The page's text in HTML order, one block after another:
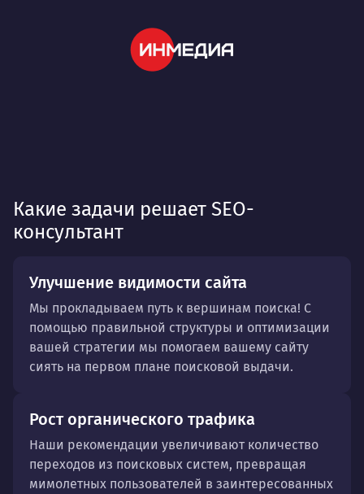
Какие задачи решает SEO-
консультант
Улучшение видимости сайта
Мы прокладываем путь к вершинам поиска! С
помощью правильной структуры и оптимизации
вашей стратегии мы помогаем вашему сайту
сиять на первом плане поисковой выдачи.
Рост органического трафика
Наши рекомендации увеличивают количество
переходов из поисковых систем, превращая
мимолетных пользователей в заинтересованных